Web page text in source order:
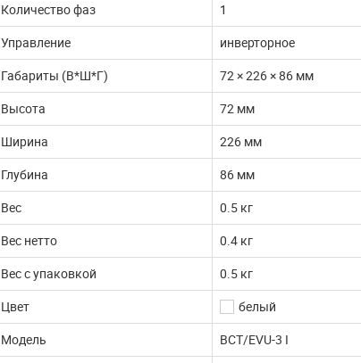
Количество фаз
1
Управление
инверторное
Габариты (В*Ш*Г)
72 × 226 × 86 мм
Высота
72 мм
Ширина
226 мм
Глубина
86 мм
Вес
0.5 кг
Вес нетто
0.4 кг
Вес с упаковкой
0.5 кг
Цвет
белый
Модель
BCT/EVU-3 I